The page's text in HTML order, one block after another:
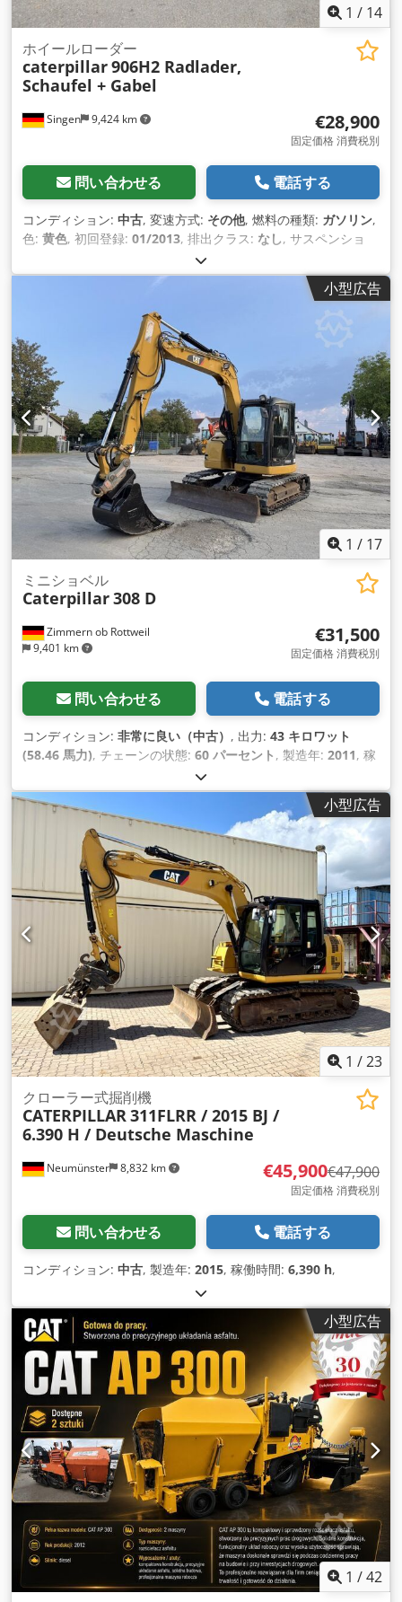
1 / 14
Singen 9,424 km
ホイールローダー
caterpillar906H2 Radlader,
Schaufel + Gabel
€28,900
固定価格 消費税別
問い合わせる 電話する
コンディション: 中古, 変速方式: その他, 燃料の種類: ガソリン,
色: 黄色, 初回登録: 01/2013, 排出クラス: なし, サスペンショ
, 稼働時間:
小型広告
1 / 17
Zimmern ob Rottweil
9,401 km
ミニショベル
Caterpillar308 D
€31,500
固定価格 消費税別
問い合わせる 電話する
コンディション: 非常に良い（中古） , 出力: 43 キロワット
(58.46 馬力), チェーンの状態: 60 パーセント , 製造年: 2011, 稼
エアコン, ゴムクローラー
小型広告
1 /23
Neumünster 8,832 km
クローラー式掘削機
CATERPILLAR311FLRR / 2015 BJ /
6.390 H / Deutsche Maschine
€45,900€47,900
固定価格 消費税別
問い合わせる 電話する
コンディション: 中古, 製造年: 2015, 稼働時間: 6,390 h,
小型広告
1 /42